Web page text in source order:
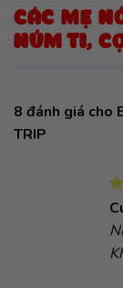
CÁC MẸ
NÚM TI,
8 đánh giá cho
TRIP